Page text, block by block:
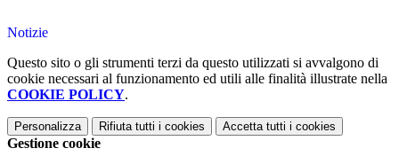
Notizie
Questo sito o gli strumenti terzi da questo utilizzati si avvalgono di
cookie necessari al funzionamento ed utili alle finalità illustrate nella
COOKIE POLICY.
Personalizza Rifiuta tutti i cookies Accetta tutti i cookies
Gestione cookie